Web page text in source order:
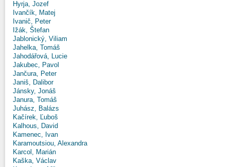
Hyrja, Jozef
Ivančík, Matej
Ivanič, Peter
Ižák, Štefan
Jablonický, Viliam
Jahelka, Tomáš
Jahodářová, Lucie
Jakubec, Pavol
Jančura, Peter
Janiš, Dalibor
Jánsky, Jonáš
Janura, Tomáš
Juhász, Balázs
Kačírek, Ľuboš
Kalhous, David
Kamenec, Ivan
Karamoutsiou, Alexandra
Karcol, Marián
Kaška, Václav